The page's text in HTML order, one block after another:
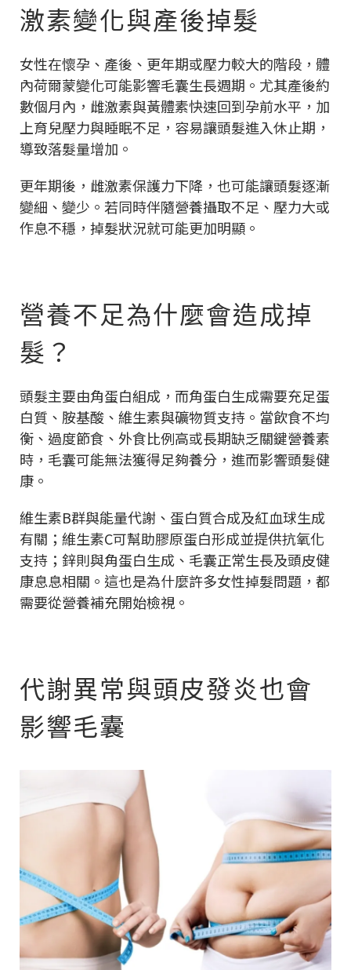
激素變化與產後掉髮
女性在懷孕、產後、更年期或壓力較大的階段，體
內荷爾蒙變化可能影響毛囊生長週期。尤其產後約
數個月內，雌激素與黃體素快速回到孕前水平，加
上育兒壓力與睡眠不足，容易讓頭髮進入休止期，
導致落髮量增加。
更年期後，雌激素保護力下降，也可能讓頭髮逐漸
變細、變少。若同時伴隨營養攝取不足、壓力大或
作息不穩，掉髮狀況就可能更加明顯。
營養不足為什麼會造成掉
髮？
頭髮主要由角蛋白組成，而角蛋白生成需要充足蛋
白質、胺基酸、維生素與礦物質支持。當飲食不均
衡、過度節食、外食比例高或長期缺乏關鍵營養素
時，毛囊可能無法獲得足夠養分，進而影響頭髮健
康。
維生素B群與能量代謝、蛋白質合成及紅血球生成
有關；維生素C可幫助膠原蛋白形成並提供抗氧化
支持；鋅則與角蛋白生成、毛囊正常生長及頭皮健
康息息相關。這也是為什麼許多女性掉髮問題，都
需要從營養補充開始檢視。
代謝異常與頭皮發炎也會
影響毛囊